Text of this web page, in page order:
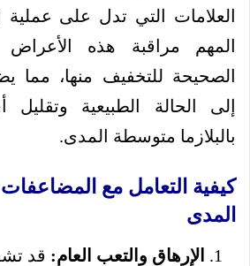
العلامات التي تدل على
المهم مراقبة هذه الأعراض
الصحيحة للتخفيف منها، مما
إلى الحالة الطبيعية
بالبلازما متوسطة المدى.
كيفية التعامل مع
المدى
الإرهاق والتعب العام: قد